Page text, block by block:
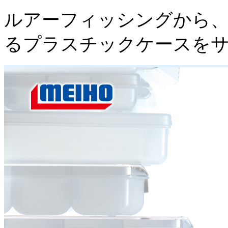
ルアーフィッシングから
るプラスチックケースを